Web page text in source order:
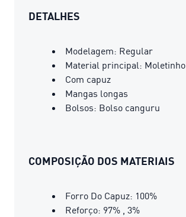
DETALHES
Modelagem: Regular
Material principal: Moletinho
Com capuz
Mangas longas
Bolsos: Bolso canguru
COMPOSIÇÃO DOS MATERIAIS
Forro Do Capuz: 100%
Reforço: 97% , 3%